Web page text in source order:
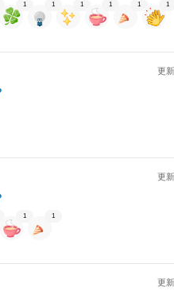
1 1 1 1 1 1
更
更
1 1
更